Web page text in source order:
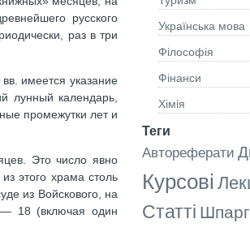
русского
раз в три
имеется указание
лунный календарь,
промежутки лет и
Это число явно
этого храма столь
из Войскового, на
— 18 (включая один
Українська мова
Філософія
Фінанси
Хімія
Теги
Автореферати
Курсові
Статті